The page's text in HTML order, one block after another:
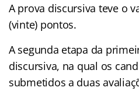
A prova discursiva teve o
(vinte) pontos.
A segunda etapa da
discursiva, na qual os
submetidos a duas